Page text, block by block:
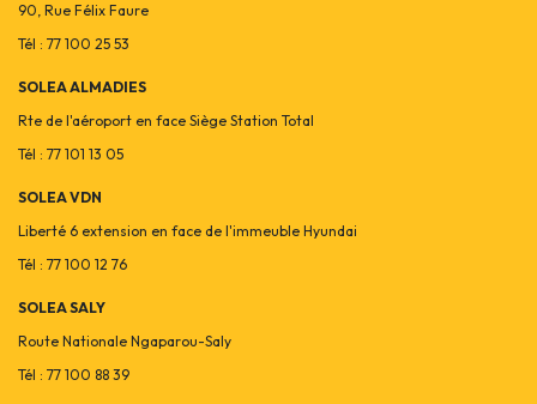
90, Rue Félix Faure
Tél : 77 100 25 53
SOLEA ALMADIES
Rte de l'aéroport en face Siège Station Total
Tél : 77 101 13 05
SOLEA VDN
Liberté 6 extension en face de l'immeuble Hyundai
Tél : 77 100 12 76
SOLEA SALY
Route Nationale Ngaparou-Saly
Tél : 77 100 88 39